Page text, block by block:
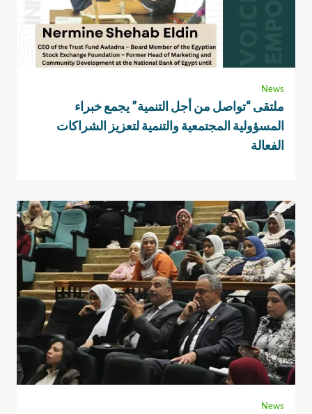
News
ملتقى “تواصل من أجل التنمية” يجمع خبراء
المسؤولية المجتمعية والتنمية لتعزيز الشراكات
الفعالة
News